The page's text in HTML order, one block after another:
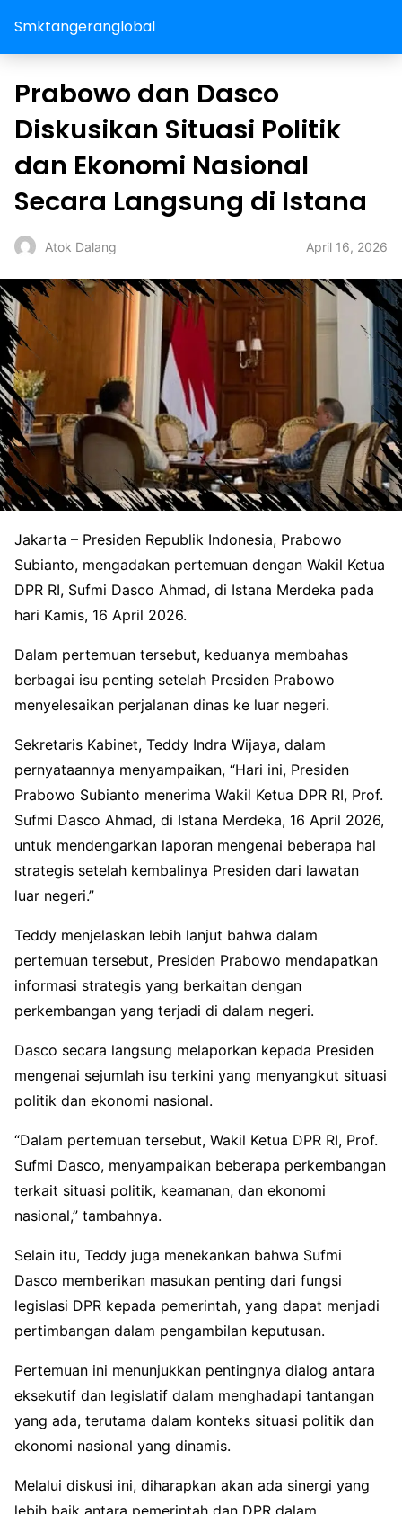
Smktangeranglobal
Prabowo dan Dasco
Diskusikan Situasi Politik
dan Ekonomi Nasional
Secara Langsung di Istana
Atok Dalang April 16, 2026
Jakarta – Presiden Republik Indonesia, Prabowo
Subianto, mengadakan pertemuan dengan Wakil Ketua
DPR RI, Sufmi Dasco Ahmad, di Istana Merdeka pada
hari Kamis, 16 April 2026.
Dalam pertemuan tersebut, keduanya membahas
berbagai isu penting setelah Presiden Prabowo
menyelesaikan perjalanan dinas ke luar negeri.
Sekretaris Kabinet, Teddy Indra Wijaya, dalam
pernyataannya menyampaikan, “Hari ini, Presiden
Prabowo Subianto menerima Wakil Ketua DPR RI, Prof.
Sufmi Dasco Ahmad, di Istana Merdeka, 16 April 2026,
untuk mendengarkan laporan mengenai beberapa hal
strategis setelah kembalinya Presiden dari lawatan
luar negeri.”
Teddy menjelaskan lebih lanjut bahwa dalam
pertemuan tersebut, Presiden Prabowo mendapatkan
informasi strategis yang berkaitan dengan
perkembangan yang terjadi di dalam negeri.
Dasco secara langsung melaporkan kepada Presiden
mengenai sejumlah isu terkini yang menyangkut situasi
politik dan ekonomi nasional.
“Dalam pertemuan tersebut, Wakil Ketua DPR RI, Prof.
Sufmi Dasco, menyampaikan beberapa perkembangan
terkait situasi politik, keamanan, dan ekonomi
nasional,” tambahnya.
Selain itu, Teddy juga menekankan bahwa Sufmi
Dasco memberikan masukan penting dari fungsi
legislasi DPR kepada pemerintah, yang dapat menjadi
pertimbangan dalam pengambilan keputusan.
Pertemuan ini menunjukkan pentingnya dialog antara
eksekutif dan legislatif dalam menghadapi tantangan
yang ada, terutama dalam konteks situasi politik dan
ekonomi nasional yang dinamis.
Melalui diskusi ini, diharapkan akan ada sinergi yang
lebih baik antara pemerintah dan DPR dalam